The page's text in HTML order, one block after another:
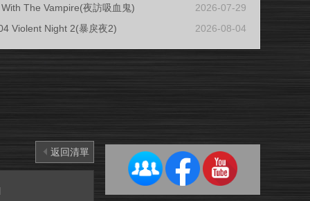
The Vampire(夜訪吸血鬼)
2026-07-29
Violent Night 2(暴戾夜2)
2026-08-04
返回清單